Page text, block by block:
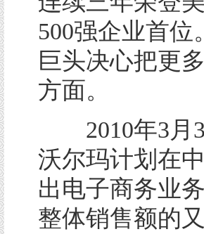
500强企业首
巨头决心把更
方面。
2010年3月
沃尔玛计划在
出电子商务业
整体销售额的